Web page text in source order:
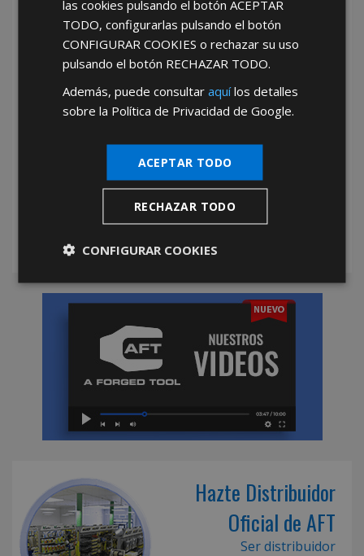
He leído y acepto laPolítica de Privacidad
*Abstenerse particulares, sólo venta a tiendas y empresas minoristas y
Hazte Distribuidor
Oficial de AFT
Ser distribuidor
las cookies pulsando el botónACEPTAR
TODO, configurarlas pulsando el botón
CONFIGURAR COOKIES o rechazar su uso
pulsando el botón RECHAZAR TODO.
Además, puede consultaraquílos detalles
sobre la Política de Privacidad de Google.
ACEPTAR TODO
RECHAZAR TODO
CONFIGURAR COOKIES